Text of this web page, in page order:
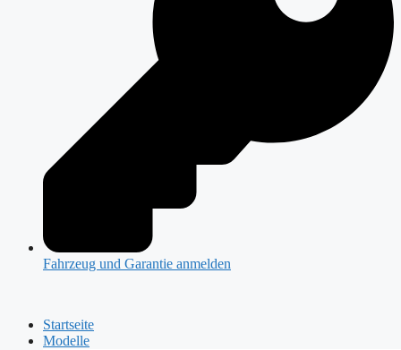
Fahrzeug und Garantie anmelden
Startseite
Modelle